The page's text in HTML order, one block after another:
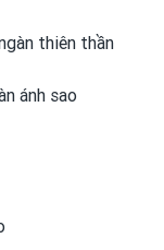
thiên thần
ánh sao